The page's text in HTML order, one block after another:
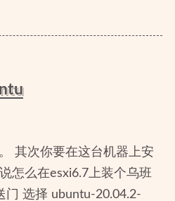
其次你要在这台机器上安
怎么在esxi6.7上装个乌班
门 选择 ubuntu-20.04.2-